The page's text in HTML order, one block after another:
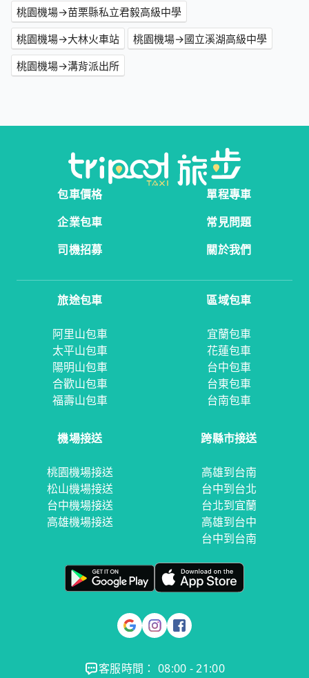
桃園機場→苗栗縣私立君毅高級中學
桃園機場→大林火車站
桃園機場→國立溪湖高級中學
桃園機場→溝背派出所
包車價格
單程專車
企業包車
常見問題
司機招募
關於我們
旅途包車
阿里山包車
太平山包車
陽明山包車
合歡山包車
福壽山包車
區域包車
宜蘭包車
花蓮包車
台中包車
台東包車
台南包車
機場接送
桃園機場接送
松山機場接送
台中機場接送
高雄機場接送
跨縣市接送
高雄到台南
台中到台北
台北到宜蘭
高雄到台中
台中到台南
客服時間： 08:00 - 21:00